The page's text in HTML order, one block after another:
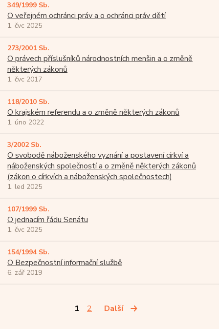
349/1999 Sb.
O veřejném ochránci práv a o ochránci práv dětí
1. čvc 2025
273/2001 Sb.
O právech příslušníků národnostních menšin a o změně
některých zákonů
1. čvc 2017
118/2010 Sb.
O krajském referendu a o změně některých zákonů
1. úno 2022
3/2002 Sb.
O svobodě náboženského vyznání a postavení církví a
náboženských společností a o změně některých zákonů
(zákon o církvích a náboženských společnostech)
1. led 2025
107/1999 Sb.
O jednacím řádu Senátu
1. čvc 2025
154/1994 Sb.
O Bezpečnostní informační službě
6. zář 2019
1 2 Další